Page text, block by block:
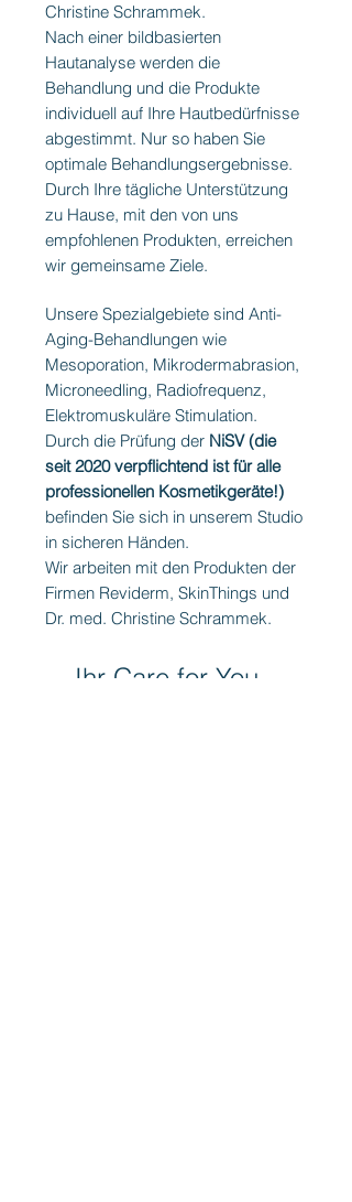
Christine Schrammek.
Nach einer bildbasierten
Hautanalyse werden die
Behandlung und die Produkte
individuell auf Ihre Hautbedürfnisse
abgestimmt. Nur so haben Sie
optimale Behandlungsergebnisse.
Durch Ihre tägliche Unterstützung
zu Hause, mit den von uns
empfohlenen Produkten, erreichen
wir gemeinsame Ziele.
Unsere Spezialgebiete sind Anti-
Aging-Behandlungen wie
Mesoporation, Mikrodermabrasion,
Microneedling, Radiofrequenz,
Elektromuskuläre Stimulation.
Durch die Prüfung der NiSV (die
seit 2020 verpflichtend ist für alle
professionellen Kosmetikgeräte!)
befinden Sie sich in unserem Studio
in sicheren Händen.
Wir arbeiten mit den Produkten der
Firmen Reviderm, SkinThings und
Dr. med. Christine Schrammek.
Ihr Care for You -